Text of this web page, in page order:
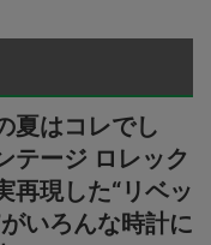
夏はコレでし
テージ ロレック
再現した“リベッ
がいろんな時計に